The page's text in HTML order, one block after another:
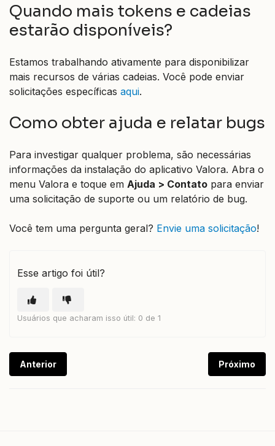
Quando mais tokens e cadeias
estarão disponíveis?
Estamos trabalhando ativamente para disponibilizar
mais recursos de várias cadeias. Você pode enviar
solicitações específicas aqui.
Como obter ajuda e relatar bugs
Para investigar qualquer problema, são necessárias
informações da instalação do aplicativo Valora. Abra o
menu Valora e toque em Ajuda > Contato para enviar
uma solicitação de suporte ou um relatório de bug.
Você tem uma pergunta geral? Envie uma solicitação!
Esse artigo foi útil?
Usuários que acharam isso útil: 0 de 1
Anterior Próximo